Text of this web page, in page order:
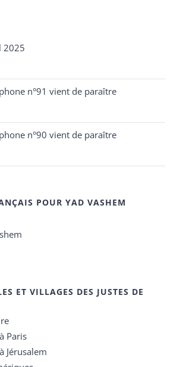
2025
n°91 vient de paraître
n°90 vient de paraître
POUR YAD VASHEM
ET VILLAGES DES JUSTES DE
Paris
Jérusalem